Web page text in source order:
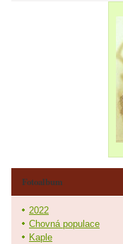
Fotoalbum
2022
Chovná populace
Kaple